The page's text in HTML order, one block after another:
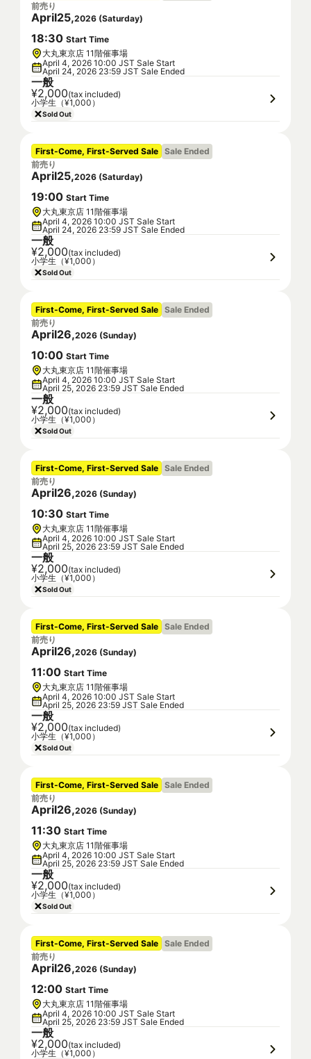
前売り
April25,2026 (Saturday)
18:30 Start Time
大丸東京店 11階催事場
April 4, 2026 10:00 JST Sale Start
April 24, 2026 23:59 JST Sale Ended
一般
¥2,000(tax included)
小学生（¥1,000）
Sold Out
First-Come, First-Served Sale Sale Ended
前売り
April25,2026 (Saturday)
19:00 Start Time
大丸東京店 11階催事場
April 4, 2026 10:00 JST Sale Start
April 24, 2026 23:59 JST Sale Ended
一般
¥2,000(tax included)
小学生（¥1,000）
Sold Out
First-Come, First-Served Sale Sale Ended
前売り
April26,2026 (Sunday)
10:00 Start Time
大丸東京店 11階催事場
April 4, 2026 10:00 JST Sale Start
April 25, 2026 23:59 JST Sale Ended
一般
¥2,000(tax included)
小学生（¥1,000）
Sold Out
First-Come, First-Served Sale Sale Ended
前売り
April26,2026 (Sunday)
10:30 Start Time
大丸東京店 11階催事場
April 4, 2026 10:00 JST Sale Start
April 25, 2026 23:59 JST Sale Ended
一般
¥2,000(tax included)
小学生（¥1,000）
Sold Out
First-Come, First-Served Sale Sale Ended
前売り
April26,2026 (Sunday)
11:00 Start Time
大丸東京店 11階催事場
April 4, 2026 10:00 JST Sale Start
April 25, 2026 23:59 JST Sale Ended
一般
¥2,000(tax included)
小学生（¥1,000）
Sold Out
First-Come, First-Served Sale Sale Ended
前売り
April26,2026 (Sunday)
11:30 Start Time
大丸東京店 11階催事場
April 4, 2026 10:00 JST Sale Start
April 25, 2026 23:59 JST Sale Ended
一般
¥2,000(tax included)
小学生（¥1,000）
Sold Out
First-Come, First-Served Sale Sale Ended
前売り
April26,2026 (Sunday)
12:00 Start Time
大丸東京店 11階催事場
April 4, 2026 10:00 JST Sale Start
April 25, 2026 23:59 JST Sale Ended
一般
¥2,000(tax included)
小学生（¥1,000）